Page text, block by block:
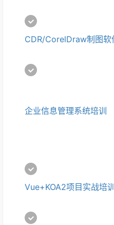
企业信息管理系统培训
Vue+KOA2项目实战培训